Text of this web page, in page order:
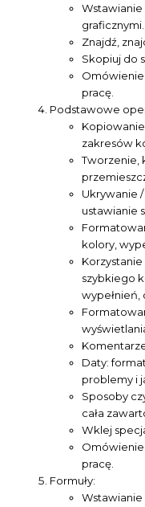
graficznymi.
Znajdź,
Skopiuj do
pracę.
Podstawowe
zakresów
Tworzenie,
Ukrywanie
ustawianie
kolory,
szybkiego
wypełnień,
Daty:
problemy i
Sposoby
cała
Wklej
pracę.
Formuły:
Wstawianie